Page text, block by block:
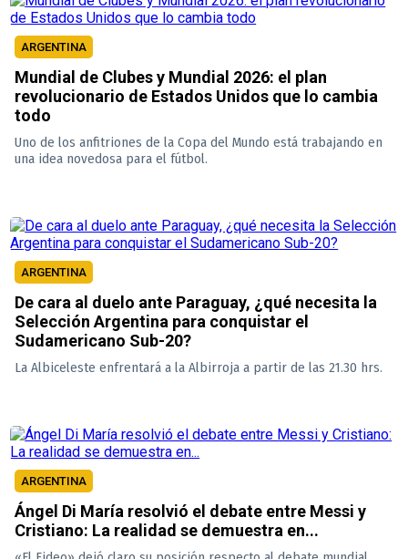
ARGENTINA
Mundial de Clubes y Mundial 2026: el plan
revolucionario de Estados Unidos que lo cambia
todo
Uno de los anfitriones de la Copa del Mundo está trabajando en
una idea novedosa para el fútbol.
ARGENTINA
De cara al duelo ante Paraguay, ¿qué necesita la
Selección Argentina para conquistar el
Sudamericano Sub-20?
La Albiceleste enfrentará a la Albirroja a partir de las 21.30 hrs.
ARGENTINA
Ángel Di María resolvió el debate entre Messi y
Cristiano: La realidad se demuestra en...